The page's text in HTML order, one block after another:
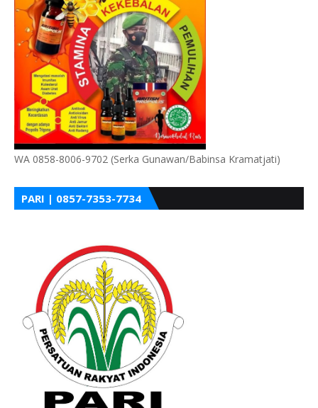
WA 0858-8006-9702 (Serka Gunawan/Babinsa Kramatjati)
PARI | 0857-7353-7734